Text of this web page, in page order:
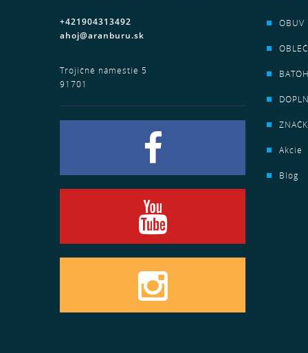
+421904313492
ahoj@aranburu.sk
Trojičné námestie 5
91701
OBUV
Akcie
Blog